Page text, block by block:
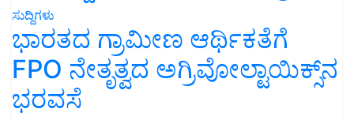
ಸುದ್ದಿಗಳು
ಭಾರತದ ಗ್ರಾಮೀಣ ಆರ್ಥಿಕತೆಗೆ
FPO ನೇತೃತ್ವದ ಅಗ್ರಿವೋಲ್ಟಾಯಿಕ್ಸ್‌ನ
ಭರವಸೆ